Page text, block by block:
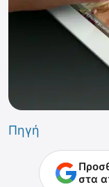
Πηγή
στα